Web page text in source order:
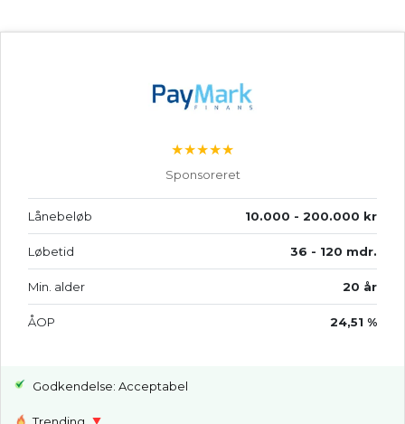
★★★★★
Sponsoreret
Lånebeløb 10.000 - 200.000 kr
Løbetid 36 - 120 mdr.
Min. alder 20 år
ÅOP 24,51 %
Godkendelse: Acceptabel